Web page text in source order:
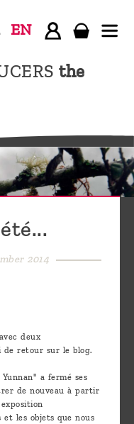
the
EN
2014
deux
de retour sur le blog.
a fermé ses
de nouveau à partir
les objets que nous